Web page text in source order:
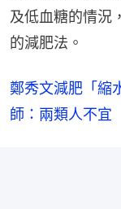
及低血糖的情況
的減肥法。
鄭秀文減肥「縮
師：兩類人不宜